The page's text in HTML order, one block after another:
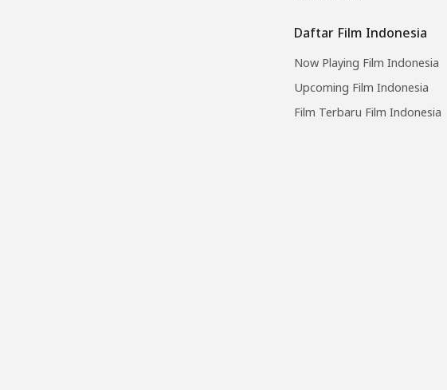
Daftar Film Indonesia
Now Playing Film Indonesia
Upcoming Film Indonesia
Film Terbaru Film Indonesia